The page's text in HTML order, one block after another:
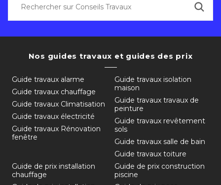
Nos guides travaux et guides des prix
Guide travaux alarme
Guide travaux chauffage
Guide travaux Climatisation
Guide travaux électricité
Guide travaux Rénovation
fenêtre
Guide travaux isolation
maison
Guide travaux travaux de
peinture
Guide travaux revêtement
sols
Guide travaux salle de bain
Guide travaux toiture
Guide de prix installation
chauffage
Guide de prix construction
piscine